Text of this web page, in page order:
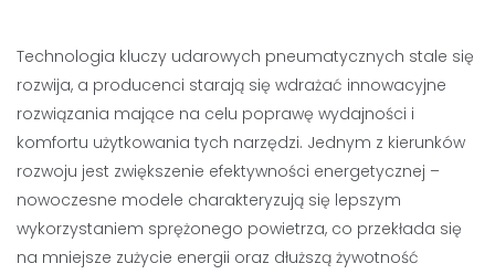
Technologia kluczy udarowych pneumatycznych stale się
rozwija, a producenci starają się wdrażać innowacyjne
rozwiązania mające na celu poprawę wydajności i
komfortu użytkowania tych narzędzi. Jednym z kierunków
rozwoju jest zwiększenie efektywności energetycznej –
nowoczesne modele charakteryzują się lepszym
wykorzystaniem sprężonego powietrza, co przekłada się
na mniejsze zużycie energii oraz dłuższą żywotność